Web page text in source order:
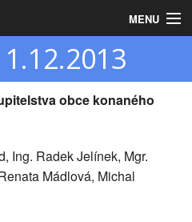
MENU
obce konaného
Ing. Radek Jelínek, Mgr.
Mádlová, Michal